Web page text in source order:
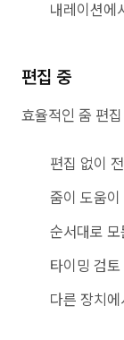
내레이션에
편집 중
효율적인 줌 편
편집 없이
줌이 도움이
순서대로
타이밍 검토
다른 장치